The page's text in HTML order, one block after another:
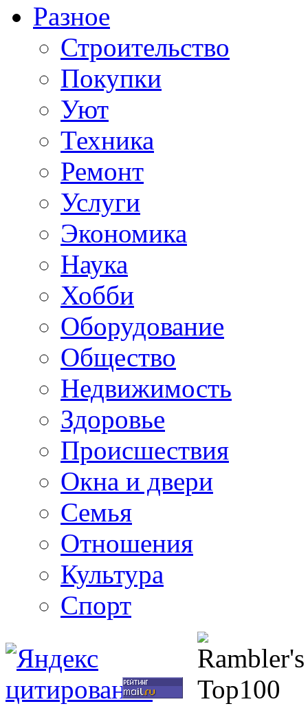
Разное
Строительство
Покупки
Уют
Техника
Ремонт
Услуги
Экономика
Наука
Хобби
Оборудование
Общество
Недвижимость
Здоровье
Происшествия
Окна и двери
Семья
Отношения
Культура
Спорт